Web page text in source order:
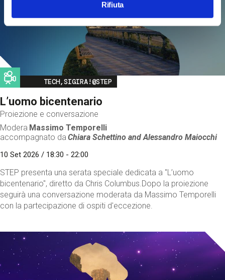
Rifiuta
Image
TECH,SIGIRA!@STEP
L’uomo bicentenario
Proiezione e conversazione
Modera Massimo Temporelli
accompagnato da Chiara Schettino andAlessandro Maiocchi
10 Set 2026 / 18:30 - 22:00
STEP presenta una serata speciale dedicata a "L’uomo
bicentenario", diretto da Chris Columbus.Dopo la proiezione
seguirà una conversazione moderata da Massimo Temporelli
con la partecipazione di ospiti d'eccezione.